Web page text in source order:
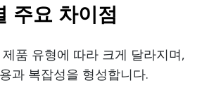
주요 차이점
품 유형에 따라 크게 달라지며,
과 복잡성을 형성합니다.